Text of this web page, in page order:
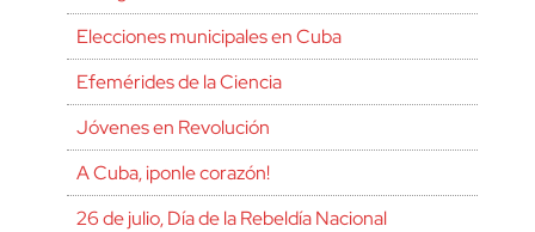
Elecciones municipales en Cuba
Efemérides de la Ciencia
Jóvenes en Revolución
A Cuba, ¡ponle corazón!
26 de julio, Día de la Rebeldía Nacional